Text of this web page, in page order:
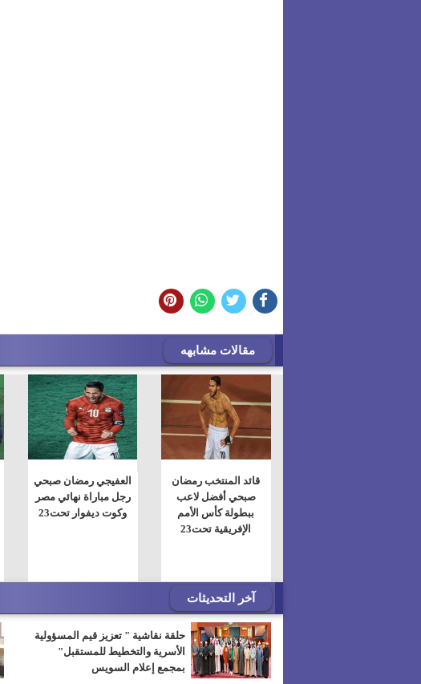
مقالات مشابهه
قائد المنتخب رمضان
صبحي أفضل لاعب
ببطولة كأس الأمم
الإفريقية تحت23
العفيجي رمضان صبحي
رجل مباراة نهائي مصر
وكوت ديفوار تحت23
آخر التحديثات
حلقة نقاشية " تعزيز قيم المسؤولية
الأسرية والتخطيط للمستقبل"
بمجمع إعلام السويس